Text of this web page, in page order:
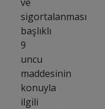
sigortalanması
başlıklı
9
uncu
maddesinin
konuyla
ilgili